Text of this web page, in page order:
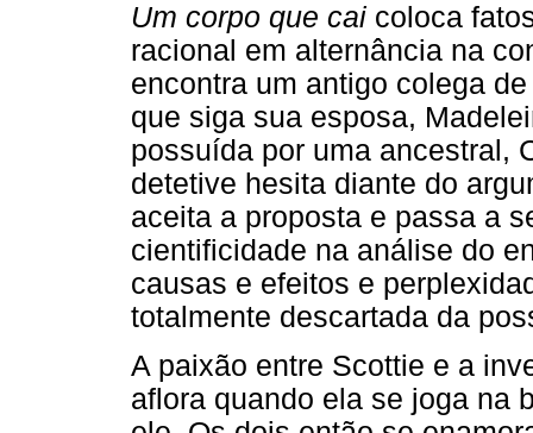
Um corpo que cai coloca
racional em alternância na
encontra um antigo colega
que siga sua esposa,
possuída por uma ancestral,
detetive hesita diante do
aceita a proposta e passa a
cientificidade na análise do
causas e efeitos e
totalmente descartada da
A paixão entre Scottie e a
aflora quando ela se joga na